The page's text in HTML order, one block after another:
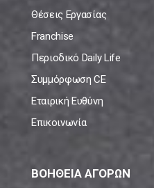
Θέσεις Εργασίας
Franchise
Περιοδικό Daily Life
Συμμόρφωση CE
Εταιρική Ευθύνη
Επικοινωνία
ΒΟΗΘΕΙΑ ΑΓΟΡΩΝ